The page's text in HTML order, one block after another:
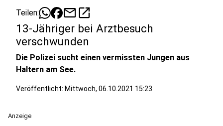
Teilen: mailopen_in_new
13-Jähriger bei Arztbesuch
verschwunden
Die Polizei sucht einen vermissten Jungen aus
Haltern am See.
Veröffentlicht: Mittwoch, 06.10.2021 15:23
Anzeige